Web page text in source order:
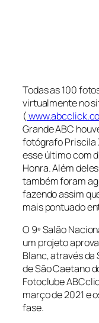
Todas as 100
virtualmente no
(
Grande ABC
fotógrafo Priscila
esse último com
Honra. Além
também foram
fazendo assim
mais pontuado
O 9º Salão
um projeto
Blanc, através
de São Caetano
Fotoclube
março de 2021 e
fase.